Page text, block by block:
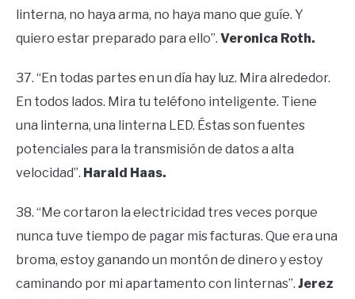
linterna, no haya arma, no haya mano que guíe. Y
quiero estar preparado para ello”. Veronica Roth.
37. “En todas partes en un día hay luz. Mira alrededor.
En todos lados. Mira tu teléfono inteligente. Tiene
una linterna, una linterna LED. Éstas son fuentes
potenciales para la transmisión de datos a alta
velocidad”. Harald Haas.
38. “Me cortaron la electricidad tres veces porque
nunca tuve tiempo de pagar mis facturas. Que era una
broma, estoy ganando un montón de dinero y estoy
caminando por mi apartamento con linternas”. Jerez